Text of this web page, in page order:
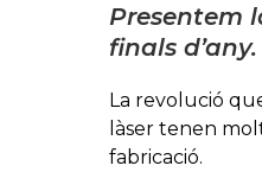
Presentem
finals d’any.
La revolució
làser tenen
fabricació.